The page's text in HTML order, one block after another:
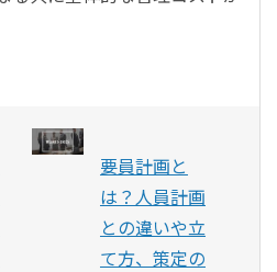
要員計画と
は？人員計画
との違いや立
て方、策定の